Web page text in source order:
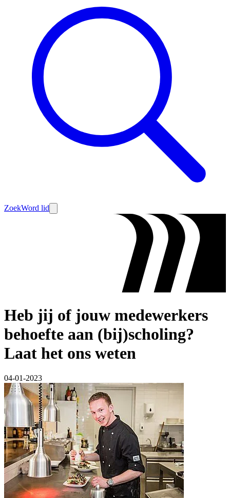
ZoekWord lid
Heb jij of jouw medewerkers
behoefte aan (bij)scholing?
Laat het ons weten
04-01-2023